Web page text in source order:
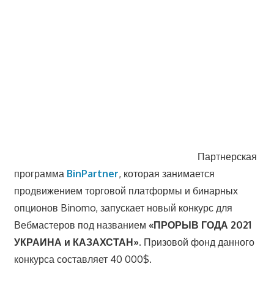
Партнерская
программа BinPartner, которая занимается
продвижением торговой платформы и бинарных
опционов Binomo, запускает новый конкурс для
Вебмастеров под названием «ПРОРЫВ ГОДА 2021
УКРАИНА и КАЗАХСТАН». Призовой фонд данного
конкурса составляет 40 000$.